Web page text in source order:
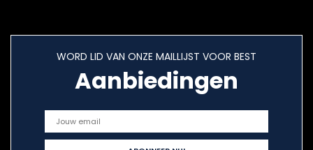
WORD LID VAN ONZE MAILLIJST VOOR BEST
Aanbiedingen